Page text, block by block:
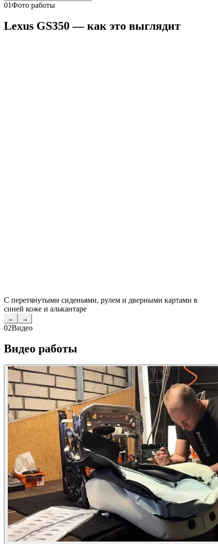
01Фото работы
Lexus GS350 — как это выглядит
С перетянутыми сиденьями, рулем и дверными картами в
синей коже и алькантаре
← →
02Видео
Видео работы